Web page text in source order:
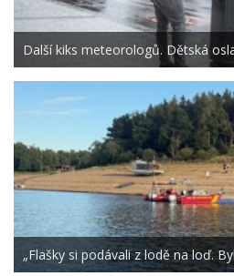
Další kiks meteorologů. Dětská
„Flašky si podávali z lodě na loď.